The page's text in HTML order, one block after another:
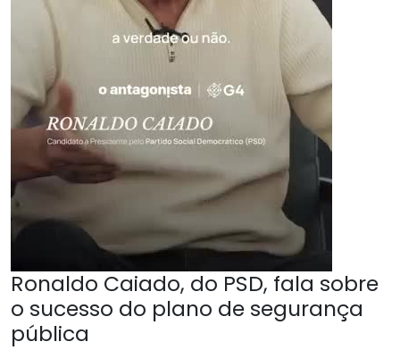
Ronaldo Caiado, do PSD, fala sobre
o sucesso do plano de segurança
pública